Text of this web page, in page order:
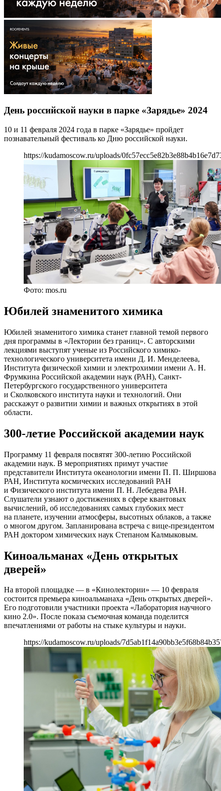
День российской науки в парке «Зарядье» 2024
10 и 11 февраля 2024 года в парке «Зарядье» пройдет
познавательный фестиваль ко Дню российской науки.
https://kudamoscow.ru/uploads/
Фото: mos.ru
Юбилей знаменитого химика
Юбилей знаменитого химика станет главной темой первого
дня программы в «Лектории без границ». С авторскими
лекциями выступят ученые из Российского химико-
технологического университета имени Д. И. Менделеева,
Института физической химии и электрохимии имени А. Н.
Фрумкина Российской академии наук (РАН), Санкт-
Петербургского государственного университета
и Сколковского института науки и технологий. Они
расскажут о развитии химии и важных открытиях в этой
области.
300-летие Российской академии наук
Программу 11 февраля посвятят 300-летию Российской
академии наук. В мероприятиях примут участие
представители Института океанологии имени П. П. Ширшова
РАН, Института космических исследований РАН
и Физического института имени П. Н. Лебедева РАН.
Слушатели узнают о достижениях в сфере квантовых
вычислений, об исследованиях самых глубоких мест
на планете, изучении атмосферы, высотных облаков, а также
о многом другом. Запланирована встреча с вице-президентом
РАН доктором химических наук Степаном Калмыковым.
Киноальманах «День открытых
дверей»
На второй площадке — в «Кинолектории» — 10 февраля
состоится премьера киноальманаха «День открытых дверей».
Его подготовили участники проекта «Лаборатория научного
кино 2.0». После показа съемочная команда поделится
впечатлениями от работы на стыке культуры и науки.
https://kudamoscow.ru/uploads/